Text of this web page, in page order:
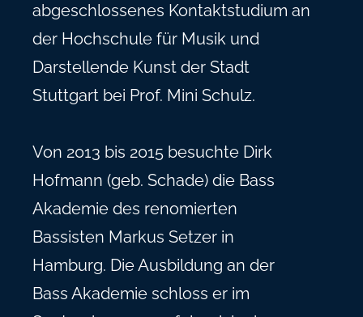
abgeschlossenes Kontaktstudium an
der Hochschule für Musik und
Darstellende Kunst der Stadt
Stuttgart bei Prof. Mini Schulz.
Von 2013 bis 2015 besuchte Dirk
Hofmann (geb. Schade) die Bass
Akademie des renomierten
Bassisten Markus Setzer in
Hamburg. Die Ausbildung an der
Bass Akademie schloss er im